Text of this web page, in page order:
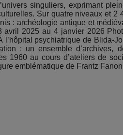
singuliers, exprimant
Sur quatre niveaux et
: archéologie antique et
2025 au 4 janvier 2026
psychiatrique de Blida-
: un ensemble d’archives,
1960 au cours d’ateliers de
emblématique de Frantz